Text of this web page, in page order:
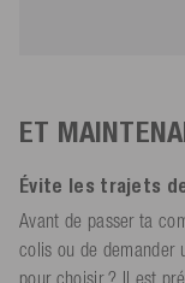
ET
Évite les trajets
Avant de passer ta
colis ou de demander
pour choisir ? Il est